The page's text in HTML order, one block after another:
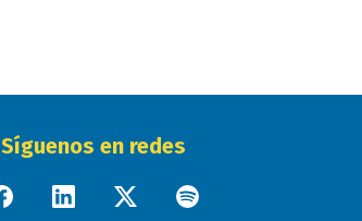
Síguenos en redes